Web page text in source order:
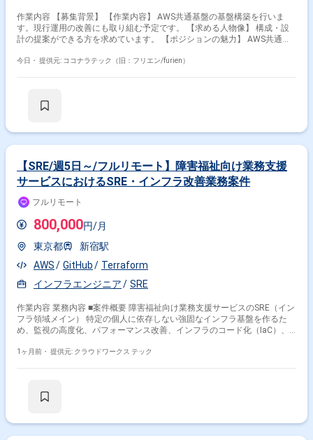
作業内容 【募集背景】 【作業内容】 AWS共通基盤の基盤構築を行いま
す。現行運用の改善にも取り組む予定です。 【求める人物像】 構成・設
計の提案ができる方を求めています。 【ポジションの魅力】 AWS共通基
CloudFormation、Terraform、IAM、WAF、Security Hub、Amazon
今日・ 提供元: ココナラテック（旧：フリエン/furien）
【SRE/週5日～/フルリモート】障害福祉向け業務支援
サービスにおけるSRE・インフラ改善業務案件
フルリモート
800,000円/月
東京都
新宿駅
AWS
GitHub
Terraform
インフラエンジニア
SRE
作業内容 業務内容 ■案件概要 障害福祉向け業務支援サービスのSRE（イン
フラ領域メイン） 特定の個人に依存しない強固なインフラ基盤を作るた
め、監視の高度化、パフォーマンス改善、インフラのコード化（IaC）、
(休憩1時間) 稼働は1日7.5時間 ※9:00～17:30の稼働とかでも可 ・月の労働
1ヶ月前・ 提供元: クラウドワークス テック